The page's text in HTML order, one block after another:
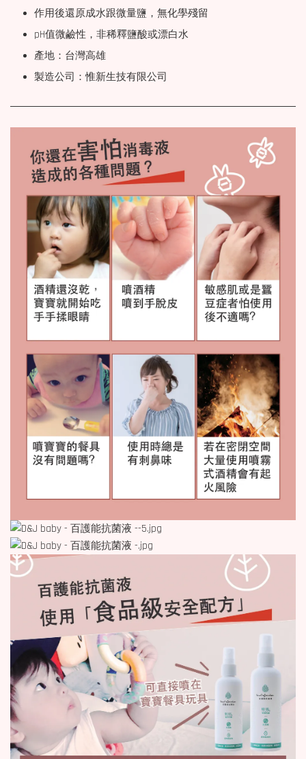
作用後還原成水跟微量鹽，無化學殘留
pH值微鹼性，非稀釋鹽酸或漂白水
產地：台灣高雄
製造公司：惟新生技有限公司